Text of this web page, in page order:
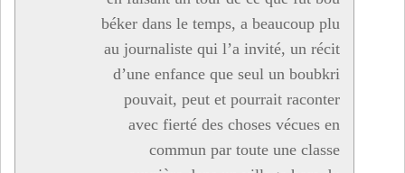
béker dans le temps, a beaucoup plu
au journaliste qui l’a invité, un récit
d’une enfance que seul un boubkri
pouvait, peut et pourrait raconter
avec fierté des choses vécues en
commun par toute une classe